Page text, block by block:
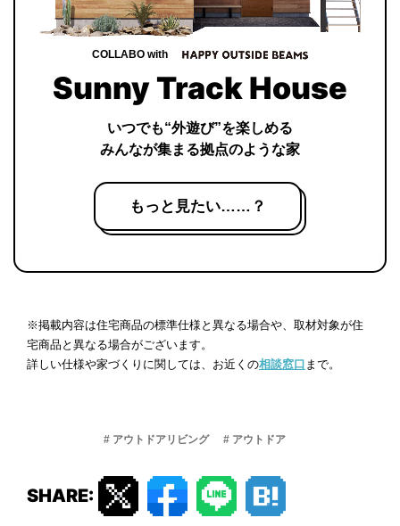
COLLABO with
Sunny Track House
いつでも“外遊び”を楽しめる
みんなが集まる拠点のような家
もっと見たい……？
※掲載内容は住宅商品の標準仕様と異なる場合や、取材対象が住
宅商品と異なる場合がございます。
詳しい仕様や家づくりに関しては、お近くの相談窓口 まで。
# アウトドアリビング # アウトドア
SHARE: